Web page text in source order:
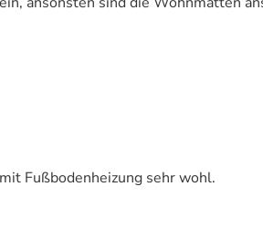
Fußbodenheizung sehr wohl.